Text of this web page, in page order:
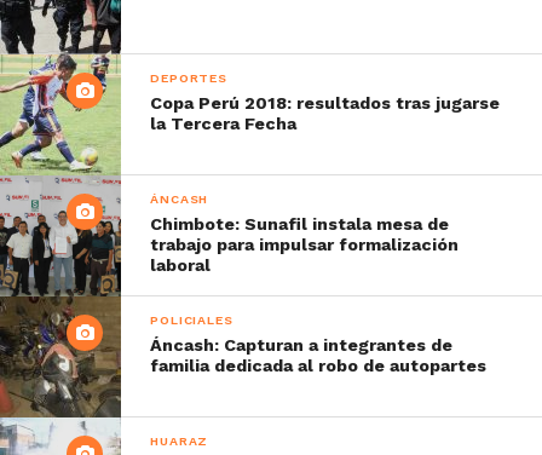
DEPORTES
Copa Perú 2018: resultados tras jugarse
la Tercera Fecha
ÁNCASH
Chimbote: Sunafil instala mesa de
trabajo para impulsar formalización
laboral
POLICIALES
Áncash: Capturan a integrantes de
familia dedicada al robo de autopartes
HUARAZ